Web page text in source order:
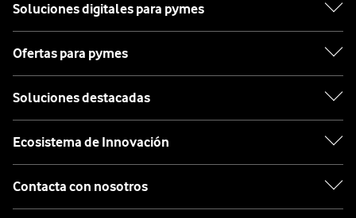
Soluciones digitales para pymes
Ofertas para pymes
Soluciones destacadas
Ecosistema de Innovación
Contacta con nosotros